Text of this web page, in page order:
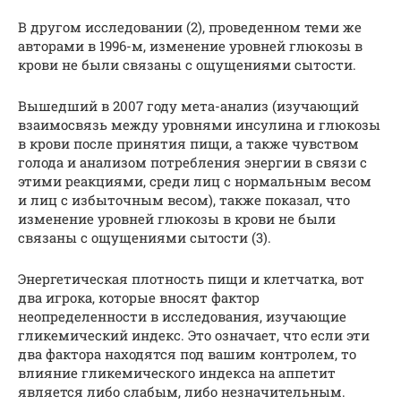
В другом исследовании (2), проведенном теми же
авторами в 1996-м, изменение уровней глюкозы в
крови не были связаны с ощущениями сытости.
Вышедший в 2007 году мета-анализ (изучающий
взаимосвязь между уровнями инсулина и глюкозы
в крови после принятия пищи, а также чувством
голода и анализом потребления энергии в связи с
этими реакциями, среди лиц с нормальным весом
и лиц с избыточным весом), также показал, что
изменение уровней глюкозы в крови не были
связаны с ощущениями сытости (3).
Энергетическая плотность пищи и клетчатка, вот
два игрока, которые вносят фактор
неопределенности в исследования, изучающие
гликемический индекс. Это означает, что если эти
два фактора находятся под вашим контролем, то
влияние гликемического индекса на аппетит
является либо слабым, либо незначительным.